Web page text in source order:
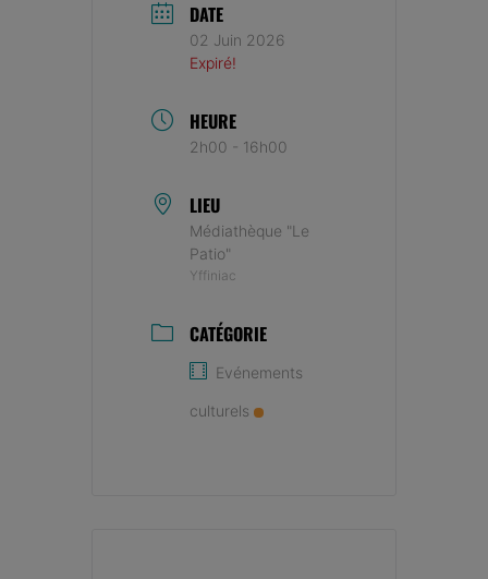
DATE
02 Juin 2026
Expiré!
HEURE
2h00 - 16h00
LIEU
Médiathèque "Le
Patio"
Yffiniac
CATÉGORIE
Evénements
culturels